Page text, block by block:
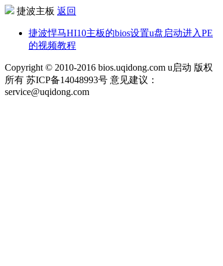
捷波主板 返回
捷波悍马HI10主板的bios设置u盘启动进入PE
的视频教程
Copyright © 2010-2016 bios.uqidong.com u启动 版权
所有 苏ICP备14048993号 意见建议：
service@uqidong.com